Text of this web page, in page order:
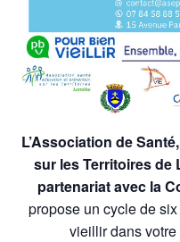
L’Association de
sur les Territoires de
partenariat avec la
propose un cycle de
vieillir dans votre